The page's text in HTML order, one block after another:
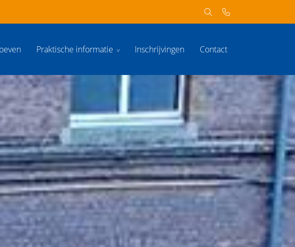
Praktische informatie Inschrijvingen Contact